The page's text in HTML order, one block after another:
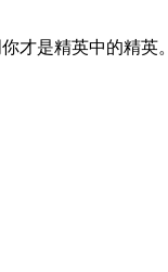
才是精英中的精英。